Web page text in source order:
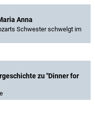
Anna
Schwester schwelgt im
zu "Dinner for